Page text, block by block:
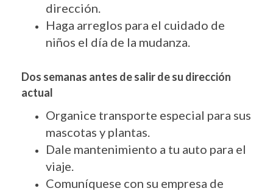
dirección.
Haga arreglos para el cuidado de
niños el día de la mudanza.
Dos semanas antes de salir de su dirección
actual
Organice transporte especial para sus
mascotas y plantas.
Dale mantenimiento a tu auto para el
viaje.
Comuníquese con su empresa de